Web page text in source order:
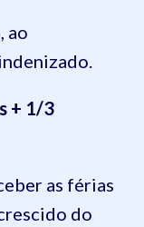
ao
+ 1/3
as férias
do